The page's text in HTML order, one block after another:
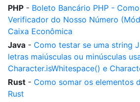
PHP - Boleto Bancário PHP -
Verificador do Nosso Número
Caixa Econômica
Java - Como testar se uma string
letras maiúsculas ou minúsculas
Character.isWhitespace() e
Rust - Como somar os elementos
Rust